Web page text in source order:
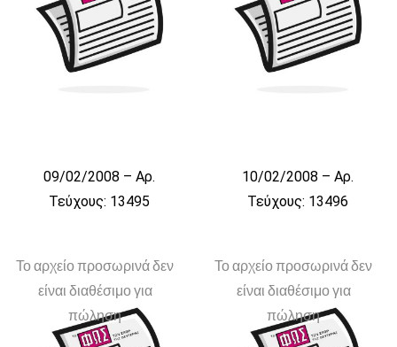
09/02/2008 – Αρ.
Τεύχους: 13495
10/02/2008 – Αρ.
Τεύχους: 13496
Το αρχείο προσωρινά δεν
είναι διαθέσιμο για
πώληση
Το αρχείο προσωρινά δεν
είναι διαθέσιμο για
πώληση